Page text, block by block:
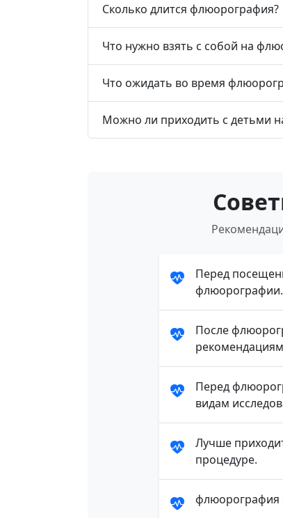
Сколько длится флюорография?
Что нужно взять с собой на
Что ожидать во время
Можно ли приходить с детьми
Перед
флюорографии.
После
Перед
видам
Лучше
процедуре.
флюорография